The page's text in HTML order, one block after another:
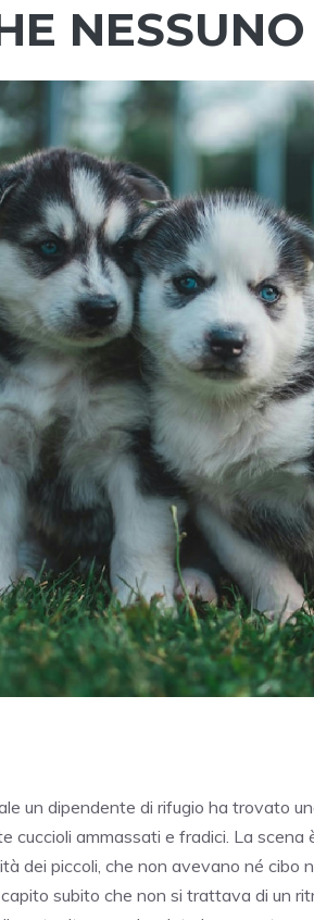
un dipendente di rifugio ha trovato
cuccioli ammassati e fradici. La
dei piccoli, che non avevano né cibo
subito che non si trattava di un